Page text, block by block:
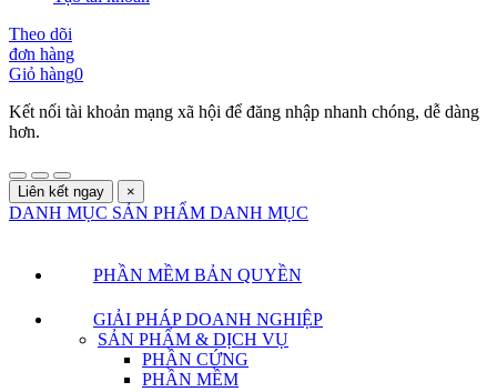
Theo dõi
đơn hàng
Giỏ hàng0
Kết nối tài khoản mạng xã hội để đăng nhập nhanh chóng, dễ dàng
hơn.
Liên kết ngay ×
DANH MỤC SẢN PHẨM DANH MỤC
PHẦN MỀM BẢN QUYỀN
GIẢI PHÁP DOANH NGHIỆP
SẢN PHẨM & DỊCH VỤ
PHẦN CỨNG
PHẦN MỀM